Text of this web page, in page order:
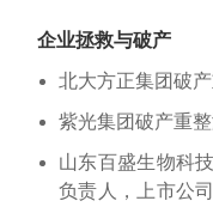
企业拯救与破产
北大方正集团破
紫光集团破产重
山东百盛生物科
负责人，上市公